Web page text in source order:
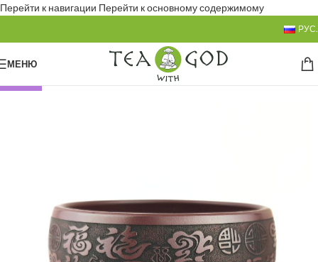
Перейти к навигации Перейти к основному содержимому
РУС.
МЕНЮ